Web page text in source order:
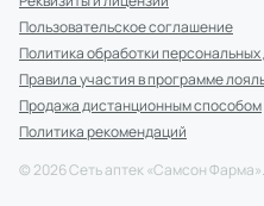
Пользовательское соглашение
Политика обработки
Правила участия в программе
Продажа дистанционным способом
Политика рекомендаций
© 2026Сеть аптек «Самсон